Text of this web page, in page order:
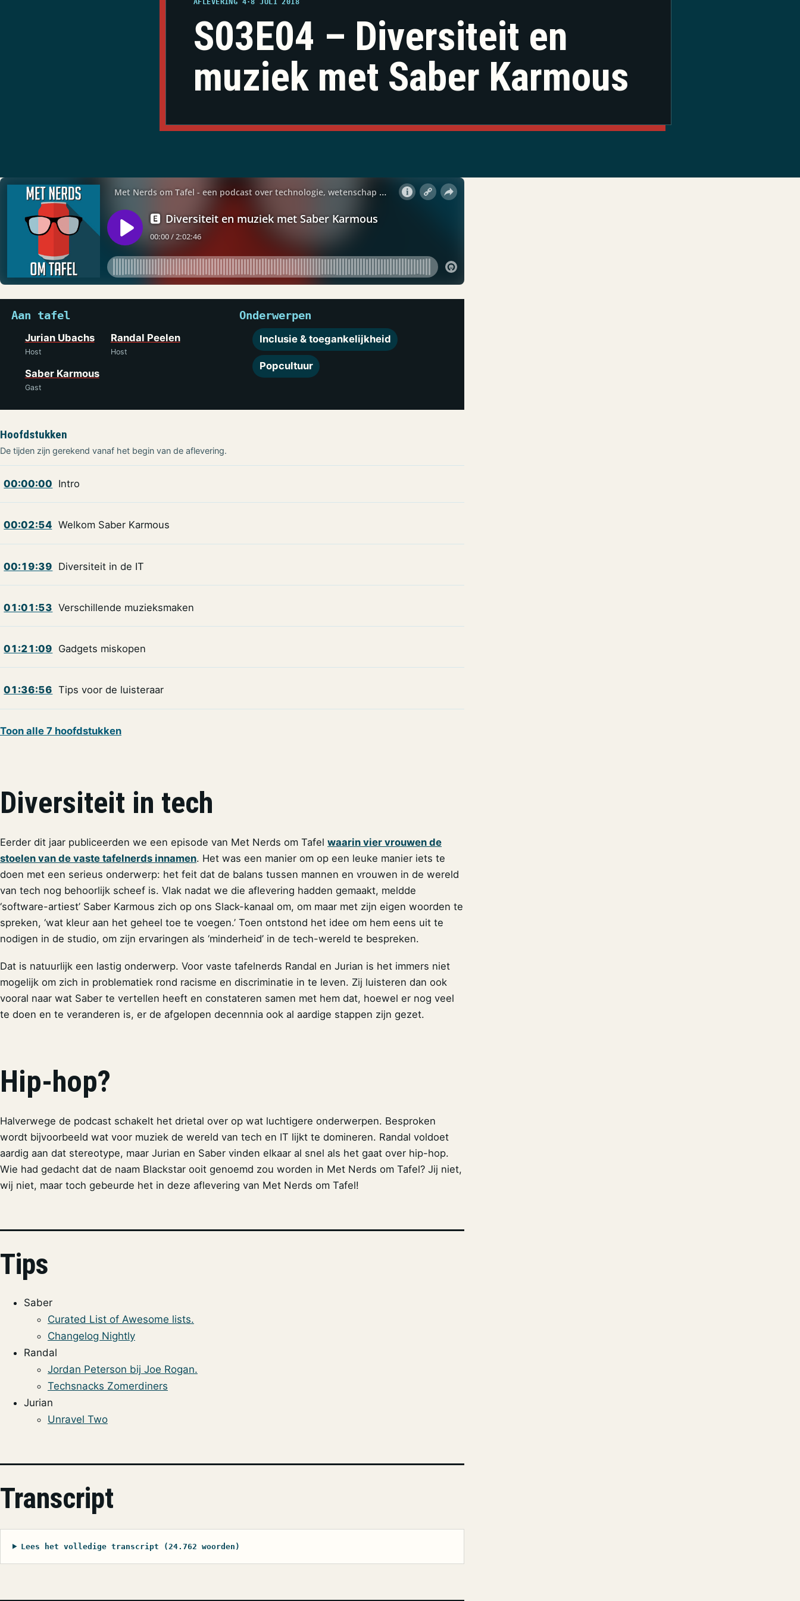
S03E04 – Diversiteit en
muziek met Saber Karmous
Aan tafel
Jurian Ubachs
Host
Randal Peelen
Host
Saber Karmous
Gast
Onderwerpen
Inclusie & toegankelijkheid
Popcultuur
Hoofdstukken
De tijden zijn gerekend vanaf het begin van de aflevering.
00:00:00 Intro
00:02:54 Welkom Saber Karmous
00:19:39 Diversiteit in de IT
01:01:53 Verschillende muzieksmaken
01:21:09 Gadgets miskopen
01:36:56 Tips voor de luisteraar
Toon alle 7 hoofdstukken
Diversiteit in tech
Eerder dit jaar publiceerden we een episode van Met Nerds om Tafel waarin vier vrouwen de
stoelen van de vaste tafelnerds innamen. Het was een manier om op een leuke manier iets te
doen met een serieus onderwerp: het feit dat de balans tussen mannen en vrouwen in de wereld
van tech nog behoorlijk scheef is. Vlak nadat we die aflevering hadden gemaakt, meldde
‘software-artiest’ Saber Karmous zich op ons Slack-kanaal om, om maar met zijn eigen woorden te
spreken, ‘wat kleur aan het geheel toe te voegen.’ Toen ontstond het idee om hem eens uit te
nodigen in de studio, om zijn ervaringen als ‘minderheid’ in de tech-wereld te bespreken.
Dat is natuurlijk een lastig onderwerp. Voor vaste tafelnerds Randal en Jurian is het immers niet
mogelijk om zich in problematiek rond racisme en discriminatie in te leven. Zij luisteren dan ook
vooral naar wat Saber te vertellen heeft en constateren samen met hem dat, hoewel er nog veel
te doen en te veranderen is, er de afgelopen decennnia ook al aardige stappen zijn gezet.
Hip-hop?
Halverwege de podcast schakelt het drietal over op wat luchtigere onderwerpen. Besproken
wordt bijvoorbeeld wat voor muziek de wereld van tech en IT lijkt te domineren. Randal voldoet
aardig aan dat stereotype, maar Jurian en Saber vinden elkaar al snel als het gaat over hip-hop.
Wie had gedacht dat de naam Blackstar ooit genoemd zou worden in Met Nerds om Tafel? Jij niet,
wij niet, maar toch gebeurde het in deze aflevering van Met Nerds om Tafel!
Tips
Saber
Curated List of Awesome lists.
Changelog Nightly
Randal
Jordan Peterson bij Joe Rogan.
Techsnacks Zomerdiners
Jurian
Unravel Two
Transcript
Lees het volledige transcript (24.762 woorden)